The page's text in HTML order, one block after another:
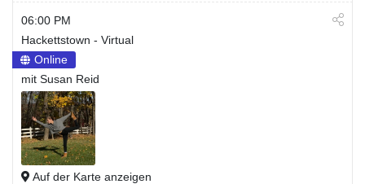
06:00 PM
Hackettstown - Virtual
Online
mit Susan Reid
Auf der Karte anzeigen